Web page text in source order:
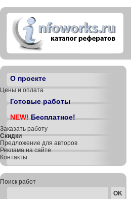
О проекте
Цены и оплата
Готовые работы
NEW!Бесплатное!
Заказать работу
Скидки
Предложение для авторов
Реклама на сайте
Контакты
Поиск работ